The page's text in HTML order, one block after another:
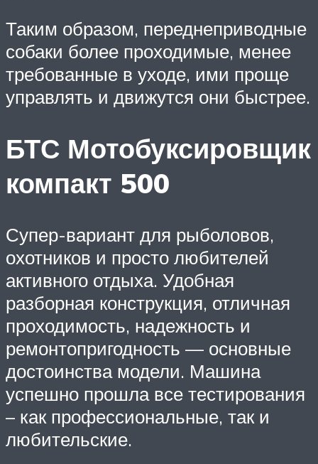
Таким образом, переднеприводные
собаки более проходимые, менее
требованные в уходе, ими проще
управлять и движутся они быстрее.
БТС Мотобуксировщик
компакт 500
Супер-вариант для рыболовов,
охотников и просто любителей
активного отдыха. Удобная
разборная конструкция, отличная
проходимость, надежность и
ремонтопригодность — основные
достоинства модели. Машина
успешно прошла все тестирования
– как профессиональные, так и
любительские.